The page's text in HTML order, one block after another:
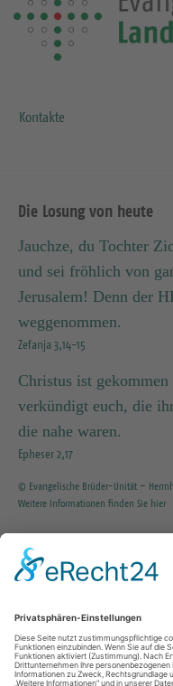
Kontakte
Die Losung von heute
Jauchze, du Tochter
und sei fröhlich von
Jerusalem! Denn der
weggenommen.
Zefanja 3,14-15
Christus ist
verkündigt euch, die
die nahe waren.
Epheser 2,17
© Evangelische Brüder-Unität –
Weitere Informationen finden Sie hier
035203 / 37351